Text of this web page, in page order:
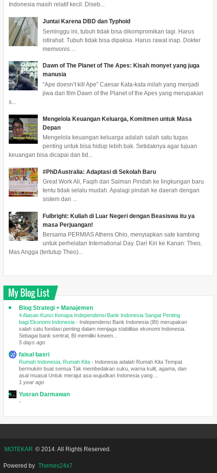
Indonesia masih relatif kecil. Diseb...
Juntai Karena DBD dan Typhoid
Seminggu ini, tubuh tidak bisa dikompromikan lagi. Harus
istirahat. Tubuh tidak bisa dipaksa. Harus rawat inap. Dokter
memvonis ...
Dawn of The Planet of The Apes: Kisah monyet yang juga
manusia
“Ape doesn’t kill Ape” Caesar Kata-kata inilah yang menjadi
jiwa dari film Dawn of the Planet of the Apes yang merupakan
s...
Mengelola Keuangan Keluarga, Komitmen untuk Masa
Depan
Mengelola keuangan keluarga adalah salah satu tugas
penting untuk bisa hidup lebih bak. Setidaknya agar tujuan
keuangan bisa dicapai dan tid...
#PhDAustralia: Adaptasi di Sekolah Baru
Great Work Ali, Faqih dan Salman Pindah ke lingkungan baru
tentu tidak selalu mudah. Apalagi pindah ke daerah dengan
sistem dan ...
Fulbright: Kuliah di Luar Negeri dengan Beasiswa itu ya
masa Perjuangan!
Bersama PERMIAS Athens Ohio, menyiapkan sate kambing
untuk perhelatan International Day. Dari Kiri ke Kanan: Theo,
Mas Angga (tertutup Theo)...
My Blog List
Blog Strategi + Manajemen
4 Alasan Kunci Kenapa Independensi Bank Indonesia Sangat Penting
bagi Ekonomi Indonesia - Independensi Bank Indonesia (BI) merupakan
salah satu fondasi penting dalam menjaga stabilitas ekonomi Indonesia.
Sebagai bank sentral, BI memiliki kewen...
5 days ago
faisal basri
Rumah Indonesia, Rumah Kita - Indonesia adalah Rumah Kita Tempat
bermukim buat semua Tak membedakan suku, warna kulit, agama, dan
asal muasal Untuk merajut asa wujudkan Indonesia yang ...
1 year ago
Yusran Darmawan
-
MOTEKAR © 2014. All Rights Reserved.
Powered by Themes24x7